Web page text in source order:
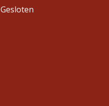
Gesloten